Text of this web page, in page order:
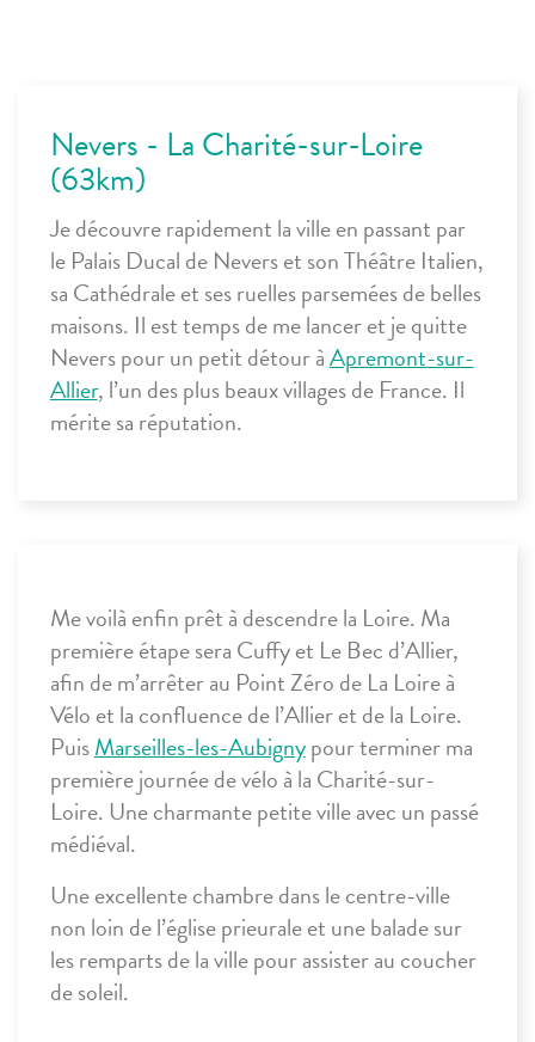
Nevers - La Charité-sur-Loire
(63km)
Je découvre rapidement la ville en passant par
le Palais Ducal de Neverset son Théâtre Italien,
sa Cathédrale et ses ruelles parsemées de belles
maisons. Il est temps de me lancer et je quitte
Nevers pour un petit détour àApremont-sur-
Allier, l’un des plus beaux villages de France. Il
mérite sa réputation.
Mevoilà enfin prêt à descendre la Loire. Ma
première étape sera Cuffy et Le Bec d’Allier,
afin de m’arrêter au Point Zéro de La Loire à
Vélo et la confluence de l’Allier et de la Loire.
PuisMarseilles-les-Aubignypour terminer ma
première journée de vélo à la Charité-sur-
Loire. Une charmante petite ville avec un passé
médiéval.
Une excellente chambre dans le centre-ville
non loin de l’église prieurale et une balade sur
les remparts de la ville pour assister au coucher
de soleil.